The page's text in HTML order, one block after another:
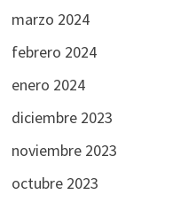
marzo 2024
febrero 2024
enero 2024
diciembre 2023
noviembre 2023
octubre 2023